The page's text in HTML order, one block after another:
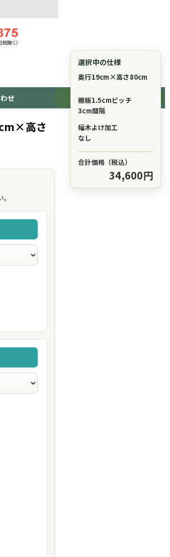
せ ショッピングカート
高さ
選択中の仕様
奥行19cm×高さ80cm
棚板1.5cmピッチ
3cm間隔
幅木よけ加工
なし
合計価格（税込）
34,600円